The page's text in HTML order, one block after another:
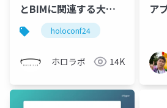
とBIMに関連する大変
な作業をChatGPTにや
らせてみるとみんな仕
事ができるようにな
る！？
holoconf24
ホロラボ 14K
ア